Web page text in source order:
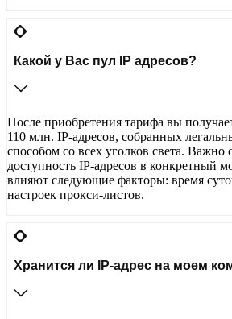
Какой у Вас пул IP адресов?
После приобретения тарифа вы
110 млн. IP-адресов, собранных
способом со всех уголков света. Важно
доступность IP-адресов в конкретный
влияют следующие факторы: время
настроек прокси-листов.
Хранится ли IP-адрес на моем